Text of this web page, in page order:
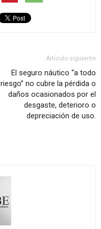
Artículo siguiente
El seguro náutico “a todo
riesgo” no cubre la pérdida o
daños ocasionados por el
desgaste, deterioro o
depreciación de uso.